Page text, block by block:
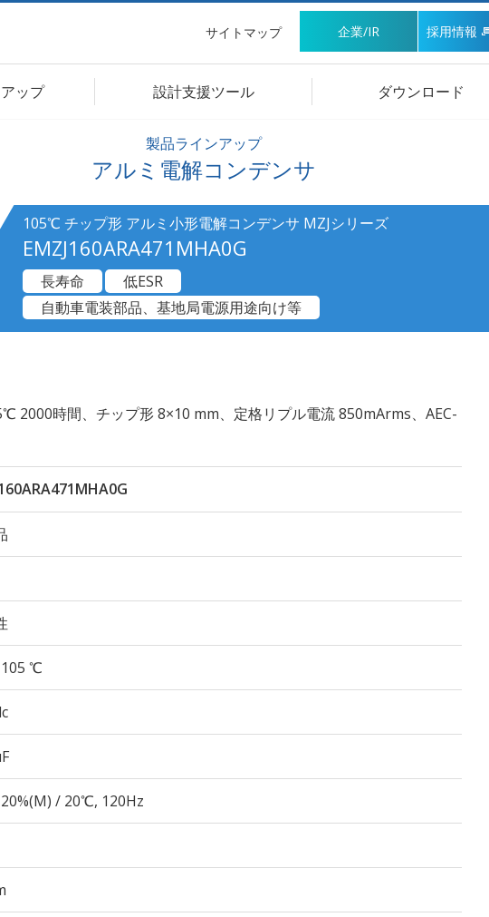
サイトマップ 企業/IR 採用情報
ップ 設計支援ツール ダウンロード
製品ラインアップ
アルミ電解コンデンサ
105℃ チップ形 アルミ小形電解コンデンサ MZJシリーズ
EMZJ160ARA471MHA0G
長寿命
低ESR
自動車電装部品、基地局電源用途向け等
2000時間、チップ形 8×10 mm、定格リプル電流 850mArms、AEC-
℃
/ 20℃, 120Hz